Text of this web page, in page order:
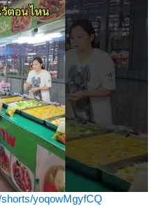
yoqowMgyfCQ